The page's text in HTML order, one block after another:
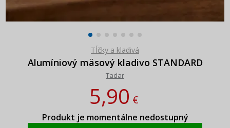
Tĺčky a kladivá
Alumíniový mäsový kladivo STANDARD
Tadar
5,90€
Produkt je momentálne nedostupný